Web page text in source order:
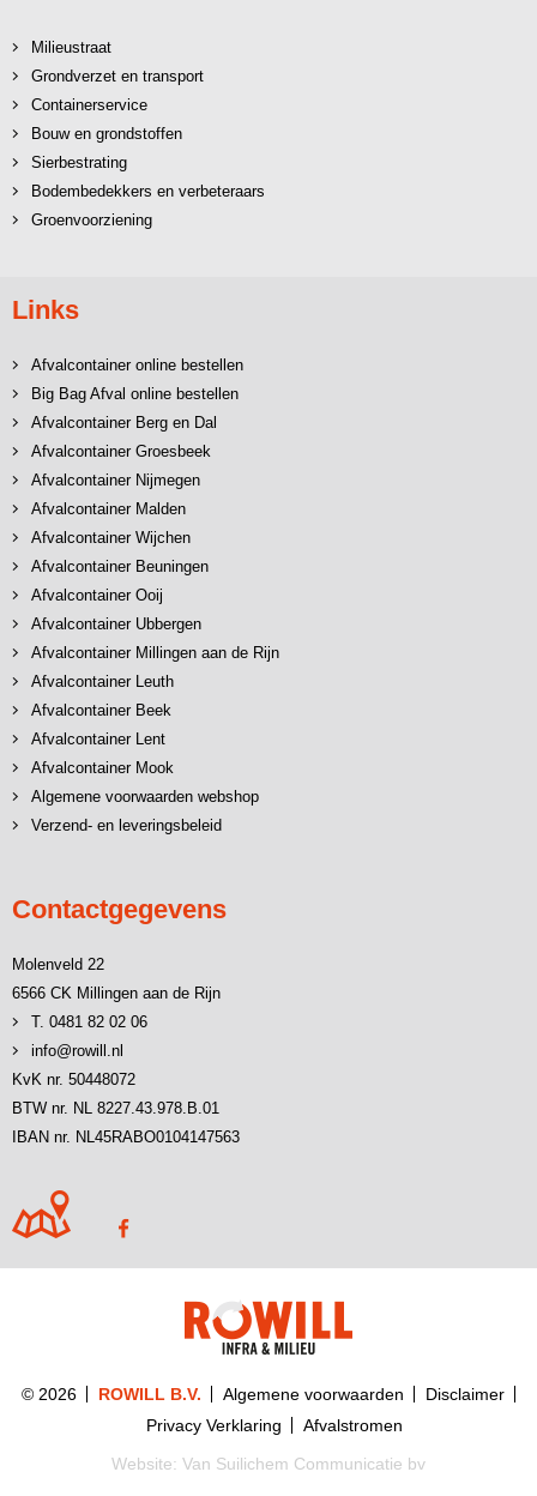
Milieustraat
Grondverzet en transport
Containerservice
Bouw en grondstoffen
Sierbestrating
Bodembedekkers en verbeteraars
Groenvoorziening
Links
Afvalcontainer online bestellen
Big Bag Afval online bestellen
Afvalcontainer Berg en Dal
Afvalcontainer Groesbeek
Afvalcontainer Nijmegen
Afvalcontainer Malden
Afvalcontainer Wijchen
Afvalcontainer Beuningen
Afvalcontainer Ooij
Afvalcontainer Ubbergen
Afvalcontainer Millingen aan de Rijn
Afvalcontainer Leuth
Afvalcontainer Beek
Afvalcontainer Lent
Afvalcontainer Mook
Algemene voorwaarden webshop
Verzend- en leveringsbeleid
Contactgegevens
Molenveld 22
6566 CK Millingen aan de Rijn
T. 0481 82 02 06
info@rowill.nl
KvK nr. 50448072
BTW nr. NL 8227.43.978.B.01
IBAN nr. NL45RABO0104147563
© 2026 ROWILL B.V. Algemene voorwaarden
Disclaimer
Privacy Verklaring
Afvalstromen
Website: Van Suilichem Communicatie bv